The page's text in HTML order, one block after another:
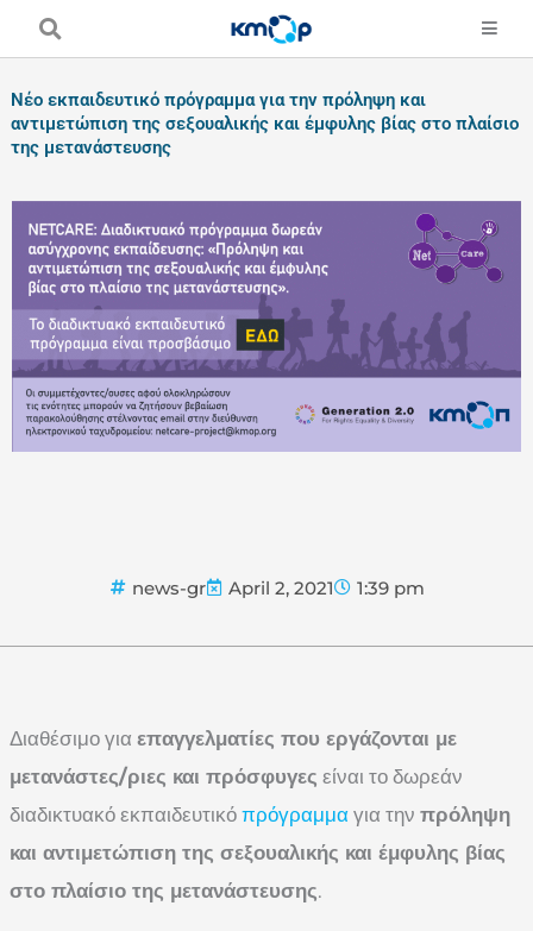
Νέο εκπαιδευτικό πρόγραμμα για την πρόληψη και
αντιμετώπιση της σεξουαλικής και έμφυλης βίας στο πλαίσιο
της μετανάστευσης
news-gr April 2, 2021 1:39 pm
Διαθέσιμο για επαγγελματίες που εργάζονται με
μετανάστες/ριες και πρόσφυγες είναι το δωρεάν
διαδικτυακό εκπαιδευτικό πρόγραμμα για την πρόληψη
και αντιμετώπιση της σεξουαλικής και έμφυλης βίας
στο πλαίσιο της μετανάστευσης.